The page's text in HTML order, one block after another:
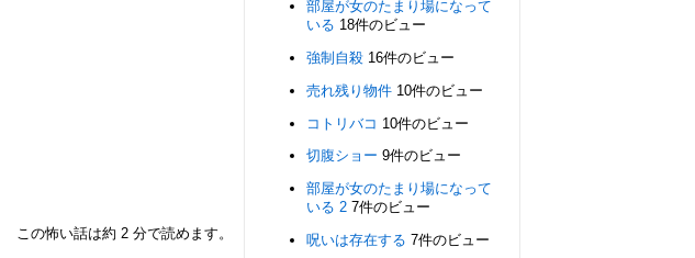
この怖い話は約 2 分で読めます。
部屋が女のたまり場になって
いる 18件のビュー
強制自殺 16件のビュー
売れ残り物件 10件のビュー
コトリバコ 10件のビュー
切腹ショー 9件のビュー
部屋が女のたまり場になって
いる 2 7件のビュー
呪いは存在する 7件のビュー